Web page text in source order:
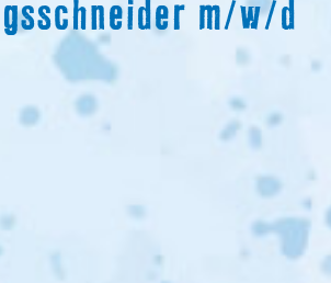
m/w/d